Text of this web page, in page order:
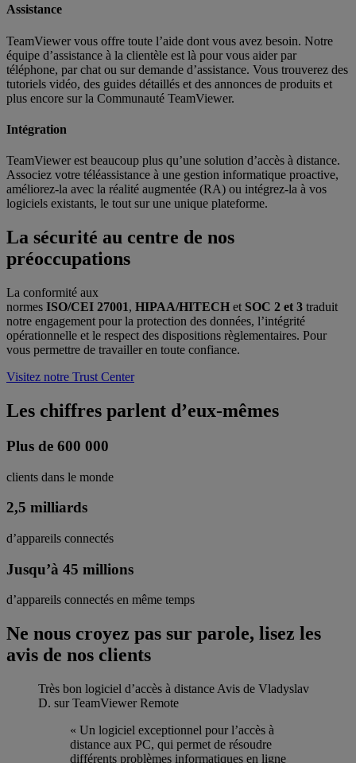
Assistance
TeamViewer vous offre toute l’aide dont vous avez besoin. Notre
équipe d’assistance à la clientèle est là pour vous aider par
téléphone, par chat ou sur demande d’assistance. Vous trouverez des
tutoriels vidéo, des guides détaillés et des annonces de produits et
plus encore sur la Communauté TeamViewer.
Intégration
TeamViewer est beaucoup plus qu’une solution d’accès à distance.
Associez votre téléassistance à une gestion informatique proactive,
améliorez-la avec la réalité augmentée (RA) ou intégrez-la à vos
logiciels existants, le tout sur une unique plateforme.
La sécurité au centre de nos
préoccupations
La conformité aux
normes ISO/CEI 27001, HIPAA/HITECH et SOC 2 et 3 traduit
notre engagement pour la protection des données, l’intégrité
opérationnelle et le respect des dispositions règlementaires. Pour
vous permettre de travailler en toute confiance.
Visitez notre Trust Center
Les chiffres parlent d’eux-mêmes
Plus de 600 000
clients dans le monde
2,5 milliards
d’appareils connectés
Jusqu’à 45 millions
d’appareils connectés en même temps
Ne nous croyez pas sur parole, lisez les
avis de nos clients
Très bon logiciel d’accès à distance Avis de Vladyslav
D. sur TeamViewer Remote
« Un logiciel exceptionnel pour l’accès à
distance aux PC, qui permet de résoudre
différents problèmes informatiques en ligne